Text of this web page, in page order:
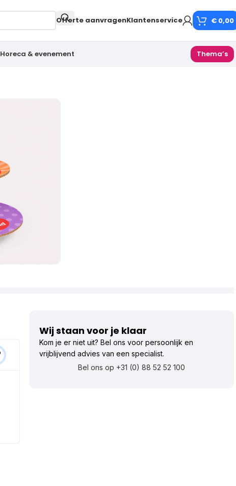
Offerte aanvragenKlantenservice € 0,00
Horeca & evenement Thema’s
Wij staan voor je klaar
Kom je er niet uit? Bel ons voor persoonlijk en
vrijblijvend advies van een specialist.
Bel ons op +31 (0) 88 52 52 100